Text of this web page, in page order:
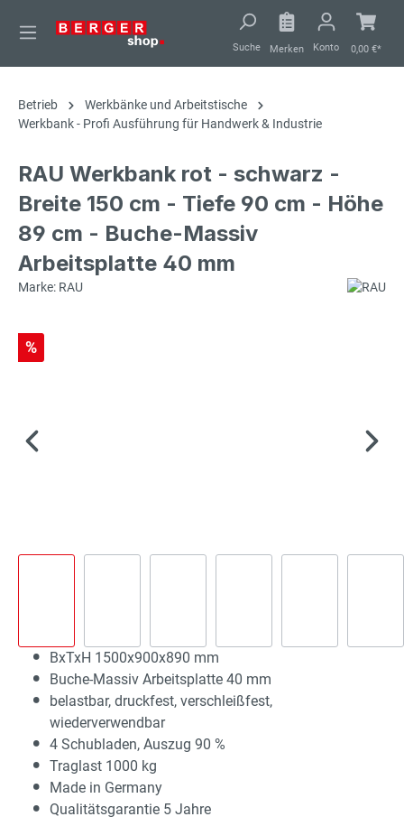
springen
Suche Merken Konto 0,00 €*
Betrieb
Werkbänke und Arbeitstische
Werkbank - Profi Ausführung für Handwerk & Industrie
RAU Werkbank rot - schwarz -
Breite 150 cm - Tiefe 90 cm - Höhe
89 cm - Buche-Massiv
Arbeitsplatte 40 mm
Marke: RAU
%
BxTxH 1500x900x890 mm
Buche-Massiv Arbeitsplatte 40 mm
belastbar, druckfest, verschleißfest,
wiederverwendbar
4 Schubladen, Auszug 90 %
Traglast 1000 kg
Made in Germany
Qualitätsgarantie 5 Jahre